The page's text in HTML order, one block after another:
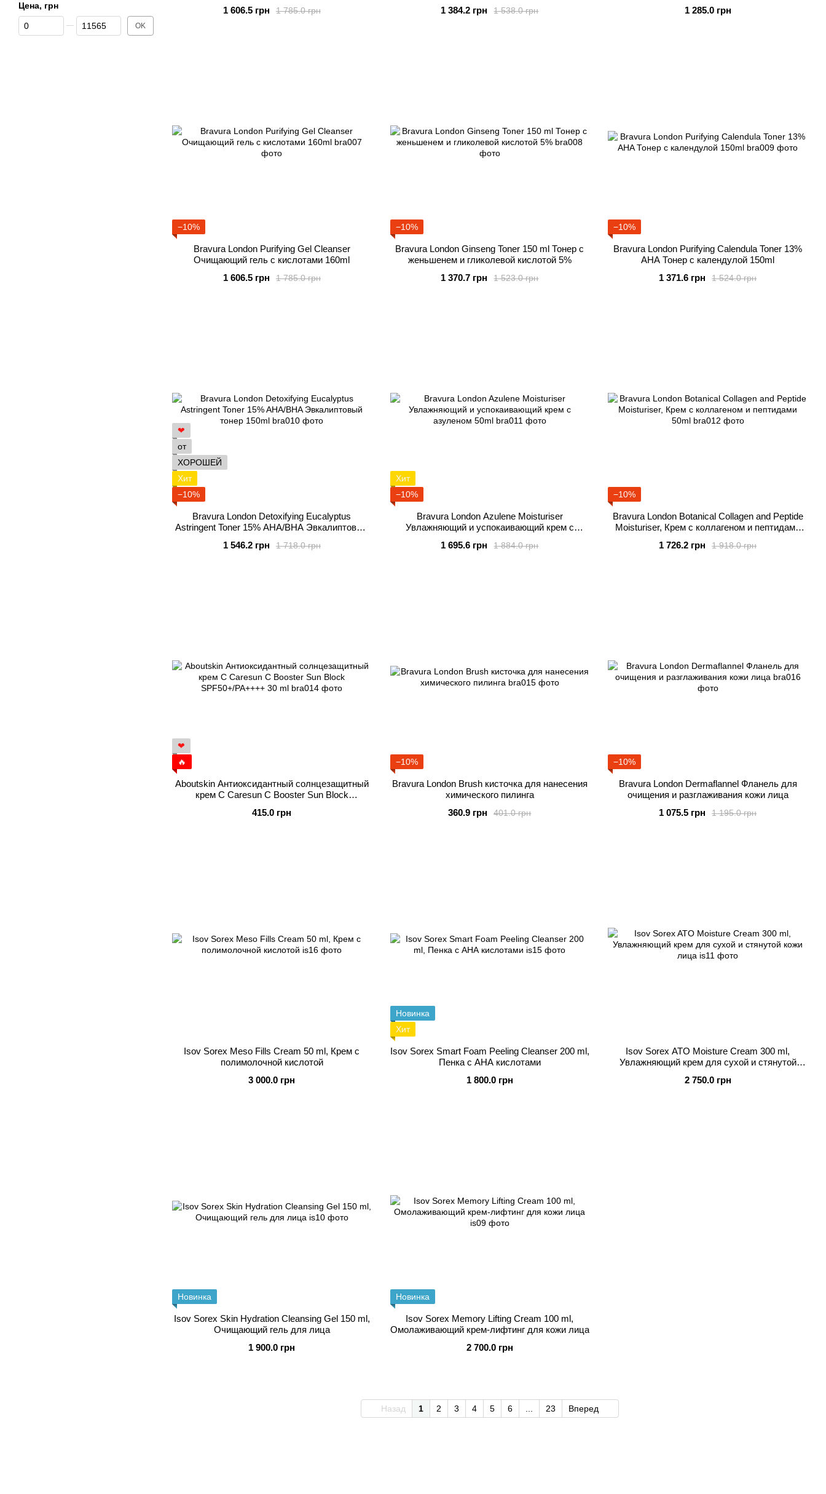
кислотой и экстрактом корня солодки 50ml
1 785.0 грн
1 606.5 грн 1 538.0 грн
1 384.2 грн
1 285.0 грн
−10%
Bravura London Purifying Gel Cleanser
Очищающий гель с кислотами 160ml
1 785.0 грн
1 606.5 грн
−10%
Bravura London Ginseng Toner 150 ml Тонер с
женьшенем и гликолевой кислотой 5%
1 523.0 грн
1 370.7 грн
−10%
Bravura London Purifying Calendula Toner 13%
AHA Тонер с календулой 150ml
1 524.0 грн
1 371.6 грн
❤
от
ХОРОШЕЙ
Хит
−10%
Bravura London Detoxifying Eucalyptus
Astringent Toner 15% AHA/BHA Эвкалиптовый
1 718.0 грн
1 546.2 грн
Хит
−10%
Bravura London Azulene Moisturiser
Увлажняющий и успокаивающий крем с
1 884.0 грн
1 695.6 грн
−10%
Bravura London Botanical Collagen and Peptide
Moisturiser, Крем с коллагеном и пептидами
1 918.0 грн
1 726.2 грн
❤
🔥
Aboutskin Антиоксидантный солнцезащитный
крем C Caresun C Booster Sun Block
415.0 грн
−10%
Bravura London Brush кисточка для нанесения
химического пилинга
401.0 грн
360.9 грн
−10%
Bravura London Dermaflannel Фланель для
очищения и разглаживания кожи лица
1 195.0 грн
1 075.5 грн
Isov Sorex Meso Fills Cream 50 ml, Крем с
полимолочной кислотой
3 000.0 грн
Новинка
Хит
Isov Sorex Smart Foam Peeling Cleanser 200 ml,
Пенка с АНА кислотами
1 800.0 грн
Isov Sorex ATO Moisture Cream 300 ml,
Увлажняющий крем для сухой и стянутой
2 750.0 грн
Новинка
Isov Sorex Skin Hydration Cleansing Gel 150 ml,
Очищающий гель для лица
1 900.0 грн
Новинка
Isov Sorex Memory Lifting Cream 100 ml,
Омолаживающий крем-лифтинг для кожи лица
2 700.0 грн
Назад 1 2 3 4 5 6 23 Вперед
Цена, грн
От Цена, грн
До Цена, грн OK